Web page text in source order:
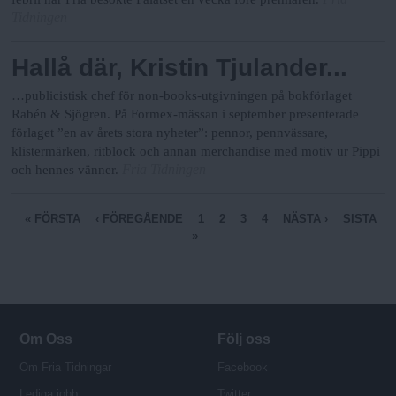
Hallå där, Kristin Tjulander...
…publicistisk chef för non-books-utgivningen på bokförlaget
Rabén & Sjögren. På Formex-mässan i september presenterade
förlaget ”en av årets stora nyheter”: pennor, pennvässare,
klistermärken, ritblock och annan merchandise med motiv ur Pippi
och hennes vänner.
S« FÖRSTA ‹ FÖREGÅENDE 1 2 3 4 NÄSTA ›
SISTA
»
Om Oss Följ oss